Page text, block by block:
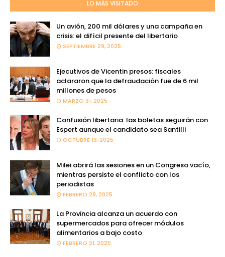
LO MÁS VISITADO
Un avión, 200 mil dólares y una campaña en
crisis: el difícil presente del libertario
SEPTIEMBRE 29, 2025
Ejecutivos de Vicentin presos: fiscales
aclararon que la defraudación fue de 6 mil
millones de pesos
MARZO 31, 2025
Confusión libertaria: las boletas seguirán con
Espert aunque el candidato sea Santilli
OCTUBRE 13, 2025
Milei abrirá las sesiones en un Congreso vacío,
mientras persiste el conflicto con los
periodistas
FEBRERO 28, 2025
La Provincia alcanza un acuerdo con
supermercados para ofrecer módulos
alimentarios a bajo costo
FEBRERO 21, 2025